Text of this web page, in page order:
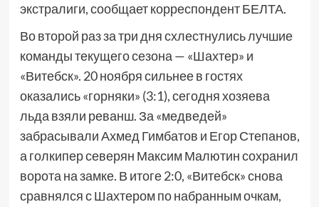
экстралиги, сообщает корреспондент БЕЛТА.
Во второй раз за три дня схлестнулись лучшие
команды текущего сезона — «Шахтер» и
«Витебск». 20 ноября сильнее в гостях
оказались «горняки» (3:1), сегодня хозяева
льда взяли реванш. За «медведей»
забрасывали Ахмед Гимбатов и Егор Степанов,
а голкипер северян Максим Малютин сохранил
ворота на замке. В итоге 2:0, «Витебск» снова
сравнялся с Шахтером по набранным очкам,